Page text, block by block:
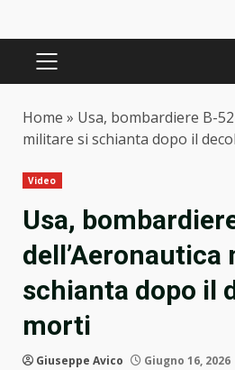
PRIMARY
Home » Usa, bombardiere B-
militare si schianta dopo il
Video
Usa,
schianta dopo il
morti
Giuseppe Avico Giugno 16, 2026